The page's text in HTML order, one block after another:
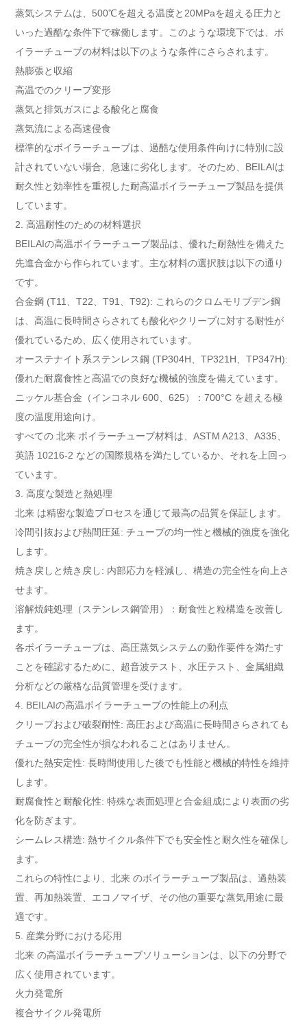
蒸気システムは、500℃を超える温度と20MPaを超える圧力と
いった過酷な条件下で稼働します。このような環境下では、ボ
イラーチューブの材料は以下のような条件にさらされます。
熱膨張と収縮
高温でのクリープ変形
蒸気と排気ガスによる酸化と腐食
蒸気流による高速侵食
標準的なボイラーチューブは、過酷な使用条件向けに特別に設
計されていない場合、急速に劣化します。そのため、BEILAIは
耐久性と効率性を重視した耐高温ボイラーチューブ製品を提供
しています。
2. 高温耐性のための材料選択
BEILAIの高温ボイラーチューブ製品は、優れた耐熱性を備えた
先進合金から作られています。主な材料の選択肢は以下の通り
です。
合金鋼 (T11、T22、T91、T92): これらのクロムモリブデン鋼
は、高温に長時間さらされても酸化やクリープに対する耐性が
優れているため、広く使用されています。
オーステナイト系ステンレス鋼 (TP304H、TP321H、TP347H):
優れた耐腐食性と高温での良好な機械的強度を備えています。
ニッケル基合金（インコネル 600、625）：700°C を超える極
度の温度用途向け。
すべての 北来 ボイラーチューブ材料は、ASTM A213、A335、
英語 10216-2 などの国際規格を満たしているか、それを上回っ
ています。
3. 高度な製造と熱処理
北来 は精密な製造プロセスを通じて最高の品質を保証します。
冷間引抜および熱間圧延: チューブの均一性と機械的強度を強化
します。
焼き戻しと焼き戻し: 内部応力を軽減し、構造の完全性を向上さ
せます。
溶解焼鈍処理（ステンレス鋼管用）：耐食性と粒構造を改善し
ます。
各ボイラーチューブは、高圧蒸気システムの動作要件を満たす
ことを確認するために、超音波テスト、水圧テスト、金属組織
分析などの厳格な品質管理を受けます。
4. BEILAIの高温ボイラーチューブの性能上の利点
クリープおよび破裂耐性: 高圧および高温に長時間さらされても
チューブの完全性が損なわれることはありません。
優れた熱安定性: 長時間使用した後でも性能と機械的特性を維持
します。
耐腐食性と耐酸化性: 特殊な表面処理と合金組成により表面の劣
化を防ぎます。
シームレス構造: 熱サイクル条件下でも安全性と耐久性を確保し
ます。
これらの特性により、北来 のボイラーチューブ製品は、過熱装
置、再加熱装置、エコノマイザ、その他の重要な蒸気用途に最
適です。
5. 産業分野における応用
北来 の高温ボイラーチューブソリューションは、以下の分野で
広く使用されています。
火力発電所
複合サイクル発電所